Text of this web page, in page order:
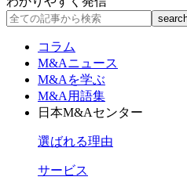
コラム
M&Aニュース
M&Aを学ぶ
M&A用語集
日本M&Aセンター
選ばれる理由
サービス